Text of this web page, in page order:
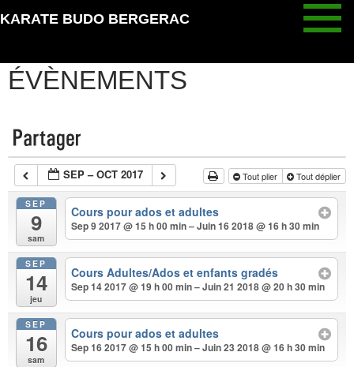
KARATE BUDO BERGERAC
ÉVÈNEMENTS
SEP – OCT 2017 Tout plier Tout déplier
SEP
9
sam
Cours pour ados et adultes
Sep 9 2017 @ 15 h 00 min – Juin 16 2018 @ 16 h 30 min
SEP
14
jeu
Cours Adultes/Ados et enfants gradés
Sep 14 2017 @ 19 h 00 min – Juin 21 2018 @ 20 h 30 min
SEP
16
sam
Cours pour ados et adultes
Sep 16 2017 @ 15 h 00 min – Juin 23 2018 @ 16 h 30 min